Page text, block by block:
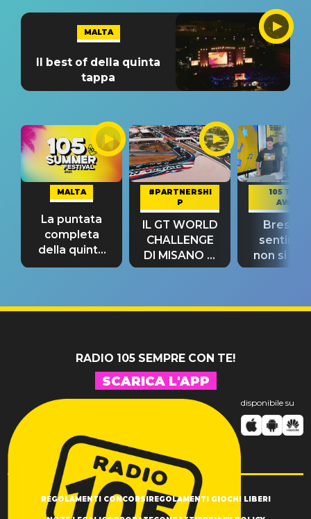
MALTA
Il best of della quinta
tappa
MALTA
La puntata
completa
della quinta
tappa
#PARTNERSHI
P
IL GT WORLD
CHALLENGE
DI MISANO si
riconferma
105 TAKE
AWAY
Bresh:
non si
fino alla
RADIO 105 SEMPRE CON TE!
SCARICA L'APP
disponibile su
REGOLAMENTI CONCORSIREGOLAMENTI GIOCHI LIBERI